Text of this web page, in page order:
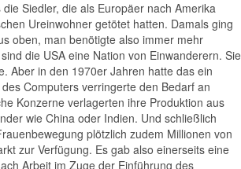
Siedler, die als Europäer nach Amerika
Ureinwohner getötet hatten. Damals ging
oben, man benötigte also immer mehr
die USA eine Nation von Einwanderern. Sie
Aber in den 1970er Jahren hatte das ein
Computers verringerte den Bedarf an
Konzerne verlagerten ihre Produktion aus
wie China oder Indien. Und schließlich
plötzlich zudem Millionen von
zur Verfügung. Es gab also einerseits eine
Arbeit im Zuge der Einführung des